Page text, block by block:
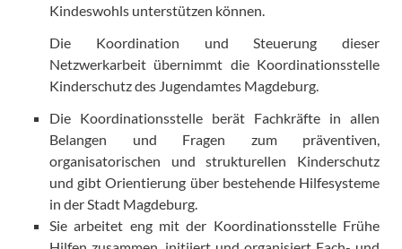
Kindeswohls unterstützen können.
Die Koordination und Steuerung dieser
Netzwerkarbeit übernimmt die Koordinationsstelle
Kinderschutz des Jugendamtes Magdeburg.
Die Koordinationsstelle berät Fachkräfte in allen
Belangen und Fragen zum präventiven,
organisatorischen und strukturellen Kinderschutz
und gibt Orientierung über bestehende Hilfesysteme
in der Stadt Magdeburg.
Sie arbeitet eng mit der Koordinationsstelle Frühe